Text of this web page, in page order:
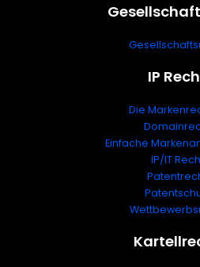
IP
Die
Einfache
IP/IT